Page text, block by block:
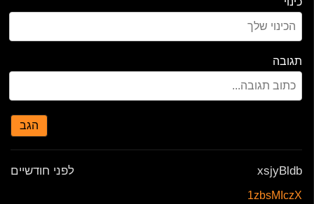
תגובה
הגב
xsjyBldb לפני חודשיים
1zbsMIczX